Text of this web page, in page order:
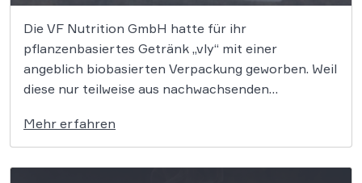
Die VF Nutrition GmbH hatte für ihr
pflanzenbasiertes Getränk „vly“ mit einer
angeblich biobasierten Verpackung geworben. Weil
diese nur teilweise aus nachwachsenden
online zugänglich war, untersagte das KG Berlin
nun die Werbung. Irreführende Werbung mit
Umweltangaben ist kein Kavaliersdelikt. Die VF
Mehr erfahren